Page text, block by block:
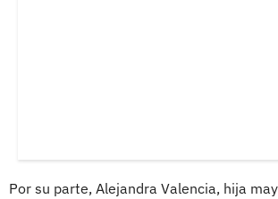
Por su parte, Alejandra Valencia, hija